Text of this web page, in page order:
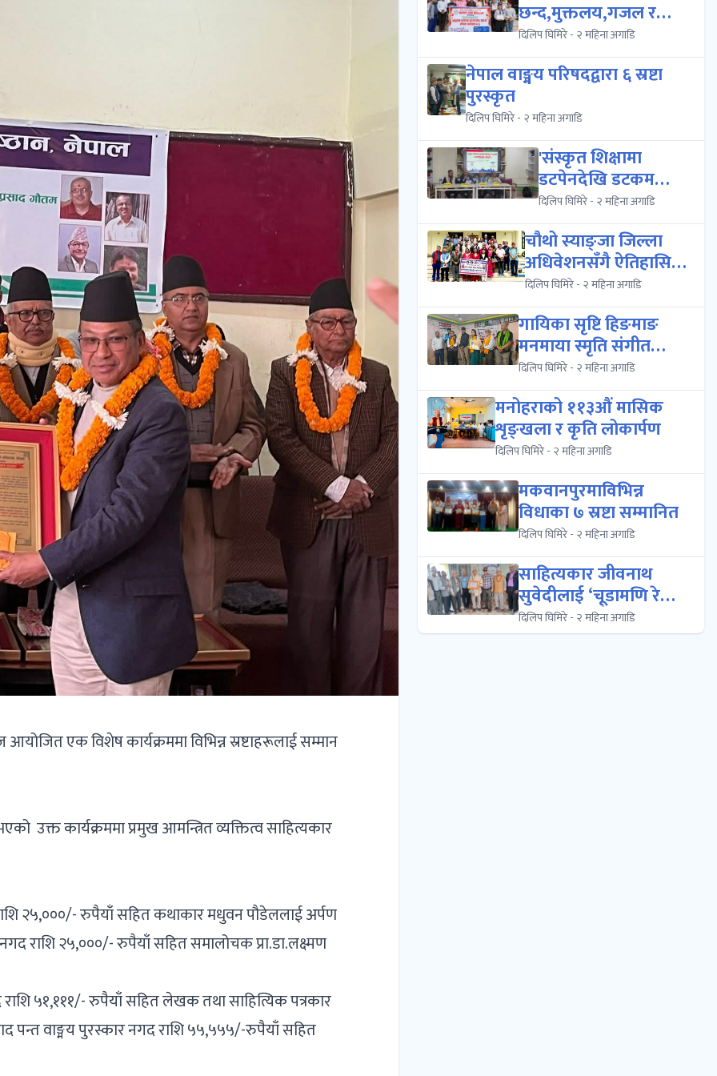
आयोजित एक विशेष कार्यक्रममा विभिन्न स्रष्टाहरूलाई सम्मान
उक्त कार्यक्रममा प्रमुख आमन्त्रित व्यक्तित्व साहित्यकार
२५,०००/- रुपैयाँ सहित कथाकार मधुवन पौडेललाई अर्पण
राशि २५,०००/- रुपैयाँ सहित समालोचक प्रा.डा.लक्ष्मण
५१,१११/- रुपैयाँ सहित लेखक तथा साहित्यिक पत्रकार
पन्त वाङ्मय पुरस्कार नगद राशि ५५,५५५/-रुपैयाँ सहित
छन्द,मुक्तलय,गजल र
मुक्तक)को प्रशिक्षण क...
दिलिप घिमिरे - २ महिना अगाडि
नेपाल वाङ्मय परिषदद्वारा ६ स्रष्टा
पुरस्कृत
दिलिप घिमिरे - २ महिना अगाडि
'संस्कृत शिक्षामा
डटपेनदेखि डटकम
पुस्तासम्मको
आकर्षण','संस्क...
दिलिप घिमिरे - २ महिना अगाडि
चौथो स्याङ्जा जिल्ला
अधिवेशनसँगै ऐतिहासिक
प्रथम स्याङ्जा पर्...
दिलिप घिमिरे - २ महिना अगाडि
गायिका सृष्टि हिङमाङ
मनमाया स्मृति संगीत
पुरस्कारबाट पुरस्कृ...
दिलिप घिमिरे - २ महिना अगाडि
मनोहराको ११३औं मासिक
शृङ्खला र कृति लोकार्पण
दिलिप घिमिरे - २ महिना अगाडि
मकवानपुरमाविभिन्न
विधाका ७ स्रष्टा सम्मानित
दिलिप घिमिरे - २ महिना अगाडि
साहित्यकार जीवनाथ
सुवेदीलाई ‘चूडामणि रेग्मी
झर्रो नेपाली शैल...
दिलिप घिमिरे - २ महिना अगाडि